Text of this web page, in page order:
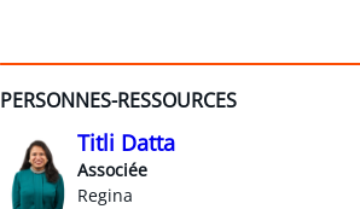
PERSONNES-RESSOURCES
Titli Datta
Associée
Regina